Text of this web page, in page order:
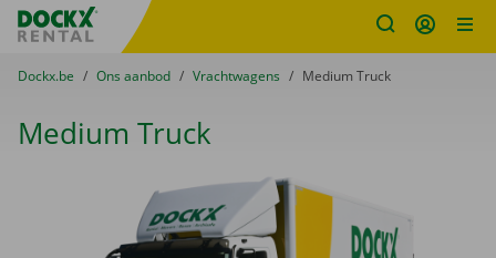
Fratello DEMO
U bevindt zich hier:
van
Dockx.be naar
Ons aanbod naar
Vrachtwagens naar
Medium Truck
Medium Truck